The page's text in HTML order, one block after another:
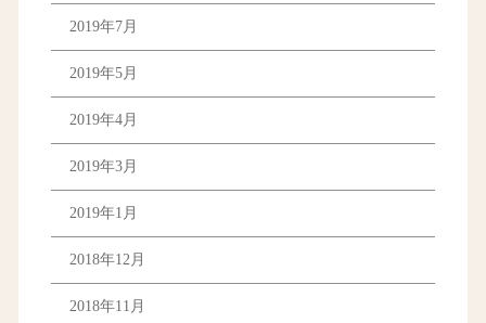
2019年7月
2019年5月
2019年4月
2019年3月
2019年1月
2018年12月
2018年11月